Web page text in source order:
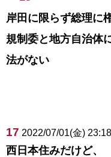
岸田に限らず総理に
規制委と地方自治体
法がない
17 2022/07/01(金)
西日本住みだけど、